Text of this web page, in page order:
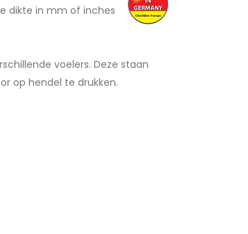
dikte in mm of inches
voelers. Deze staan
op hendel te drukken.